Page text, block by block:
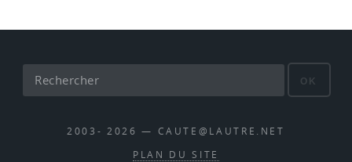
OK
2003- 2026 — CAUTE@LAUTRE.NET
PLAN DU SITE